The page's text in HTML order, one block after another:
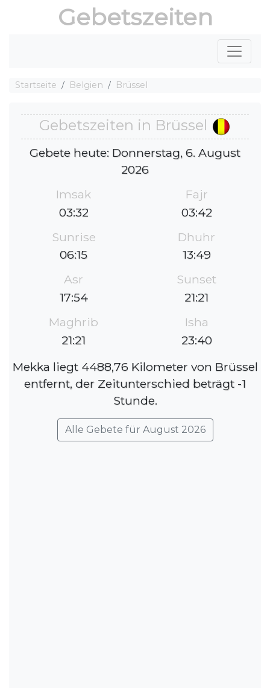
Gebetszeiten
Startseite Belgien Brüssel
Gebetszeiten in Brüssel
Gebete heute: Donnerstag, 6. August
2026
Imsak
03:32
Fajr
03:42
Sunrise
06:15
Dhuhr
13:49
Asr
17:54
Sunset
21:21
Maghrib
21:21
Isha
23:40
Mekka liegt 4488,76 Kilometer von Brüssel
entfernt, der Zeitunterschied beträgt -1
Stunde.
Alle Gebete für August 2026